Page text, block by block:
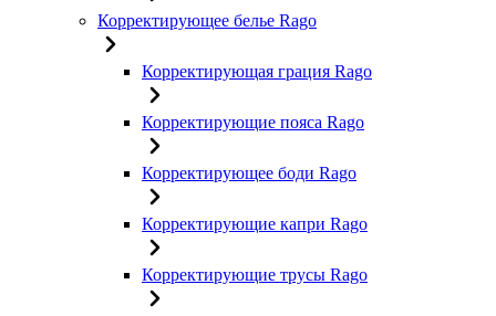
Корректирующее белье Rago
Корректирующая грация Rago
Корректирующие пояса Rago
Корректирующее боди Rago
Корректирующие капри Rago
Корректирующие трусы Rago